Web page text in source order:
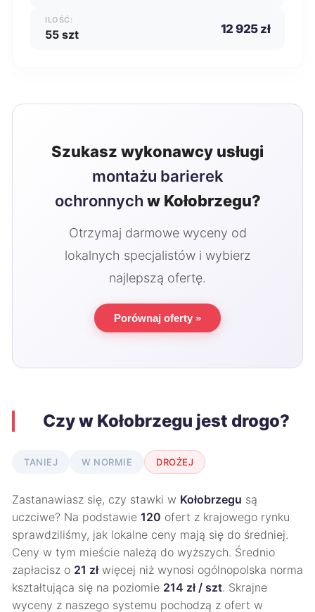
ILOŚĆ:
55 szt 12 925 zł
Szukasz wykonawcy usługi
montażu barierek
ochronnych w Kołobrzegu?
Otrzymaj darmowe wyceny od
lokalnych specjalistów i wybierz
najlepszą ofertę.
Porównaj oferty »
Czy w Kołobrzegu jest drogo?
TANIEJ W NORMIE DROŻEJ
Zastanawiasz się, czy stawki w Kołobrzegu są
uczciwe? Na podstawie 120 ofert z krajowego rynku
sprawdziliśmy, jak lokalne ceny mają się do średniej.
Ceny w tym mieście należą do wyższych. Średnio
zapłacisz o 21 złwięcej niż wynosi ogólnopolska norma
kształtująca się na poziomie 214 zł / szt. Skrajne
wyceny z naszego systemu pochodzą z ofert w